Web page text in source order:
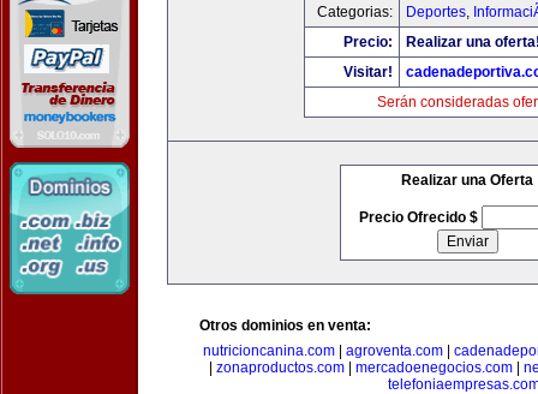
Categorias:
Deportes,
Precio:
Realizar una
Visitar!
Serán consideradas
Realizar una Oferta
Precio Ofrecido $
Otros dominios en venta:
nutricioncanina.com| agroventa.com|
zonaproductos.com mercadoenegocios.com